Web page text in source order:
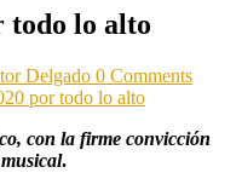
todo lo alto
Delgado 0 Comments
por todo lo alto
con la firme convicción
.